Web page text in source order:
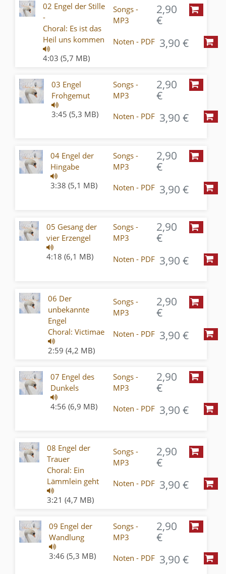
02 Engel der Stille
-
Choral: Es ist das
Heil uns kommen
4:03 (5,7 MB)
Songs -
MP3
2,90
€
Noten - PDF 3,90 €
03 Engel
Frohgemut
3:45 (5,3 MB)
Songs -
MP3
2,90
€
Noten - PDF 3,90 €
04 Engel der
Hingabe
3:38 (5,1 MB)
Songs -
MP3
2,90
€
Noten - PDF 3,90 €
05 Gesang der
vier Erzengel
4:18 (6,1 MB)
Songs -
MP3
2,90
€
Noten - PDF 3,90 €
06 Der
unbekannte
Engel
Choral: Victimae
2:59 (4,2 MB)
Songs -
MP3
2,90
€
Noten - PDF 3,90 €
07 Engel des
Dunkels
4:56 (6,9 MB)
Songs -
MP3
2,90
€
Noten - PDF 3,90 €
08 Engel der
Trauer
Choral: Ein
Lämmlein geht
3:21 (4,7 MB)
Songs -
MP3
2,90
€
Noten - PDF 3,90 €
09 Engel der
Wandlung
3:46 (5,3 MB)
Songs -
MP3
2,90
€
Noten - PDF 3,90 €